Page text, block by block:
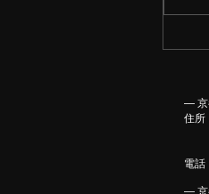
【
― 京
住所
東
エ
電話
― 京